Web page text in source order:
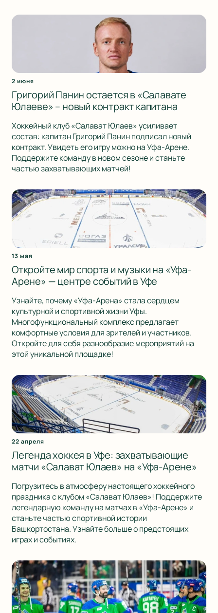
2 июня
Григорий Панин остается в «Салавате
Юлаеве» – новый контракт капитана
Хоккейный клуб «Салават Юлаев» усиливает
состав: капитан Григорий Панин подписал новый
контракт. Увидеть его игру можно на Уфа-Арене.
Поддержите команду в новом сезоне и станьте
частью захватывающих матчей!
13 мая
Откройте мир спорта и музыки на «Уфа-
Арене» — центре событий в Уфе
Узнайте, почему «Уфа-Арена» стала сердцем
культурной и спортивной жизни Уфы.
Многофункциональный комплекс предлагает
комфортные условия для зрителей и участников.
Откройте для себя разнообразие мероприятий на
этой уникальной площадке!
22 апреля
Легенда хоккея в Уфе: захватывающие
матчи «Салават Юлаев» на «Уфа-Арене»
Погрузитесь в атмосферу настоящего хоккейного
праздника с клубом «Салават Юлаев»! Поддержите
легендарную команду на матчах в «Уфа-Арене» и
станьте частью спортивной истории
Башкортостана. Узнайте больше о предстоящих
играх и событиях.